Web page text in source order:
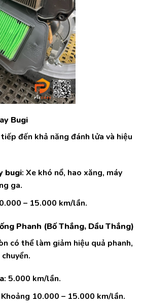
Bugi
đến khả năng đánh lửa và hiệu
bugi: Xe khó nổ, hao xăng, máy
ga.
– 15.000 km/lần.
Phanh (Bố Thắng, Dầu Thắng)
có thể làm giảm hiệu quả phanh,
: 5.000 km/lần.
Khoảng 10.000 – 15.000 km/lần.